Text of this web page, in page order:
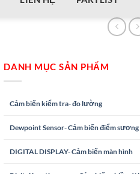
DANH MỤC SẢN PHẨM
Cảm biến kiểm tra- đo lường
Dewpoint Sensor- Cảm biến điểm sương
DIGITAL DISPLAY- Cảm biến màn hình